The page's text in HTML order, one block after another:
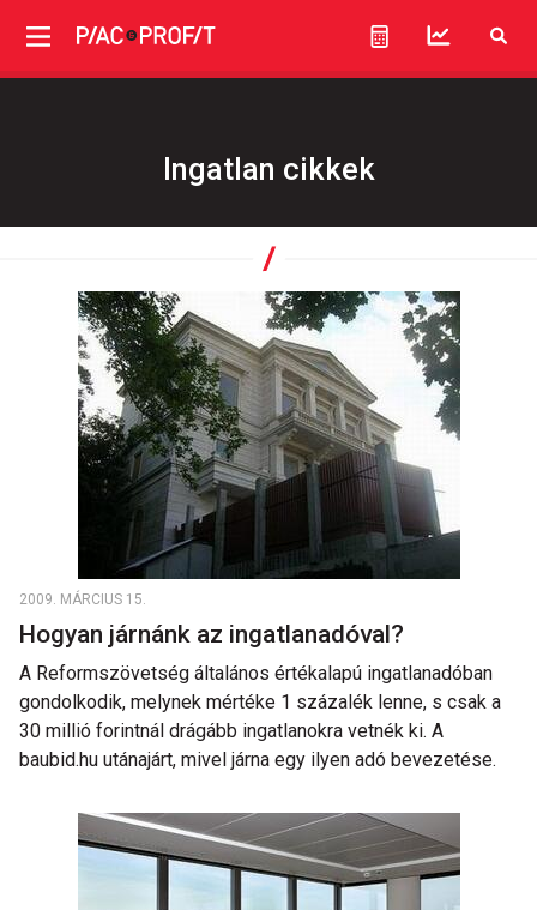
Ingatlan cikkek
2009. MÁRCIUS 15.
Hogyan járnánk az ingatlanadóval?
A Reformszövetség általános értékalapú ingatlanadóban
gondolkodik, melynek mértéke 1 százalék lenne, s csak a
30 millió forintnál drágább ingatlanokra vetnék ki. A
baubid.hu utánajárt, mivel járna egy ilyen adó bevezetése.